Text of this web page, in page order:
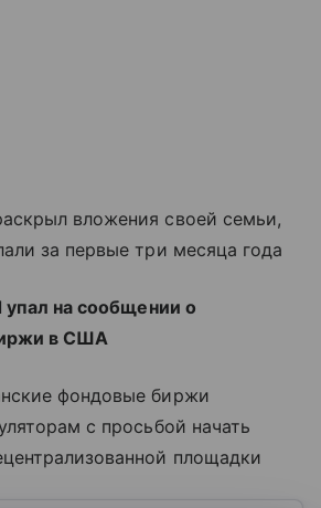
вложения своей семьи,
за первые три месяца года
на сообщении о
в США
фондовые биржи
с просьбой начать
площадки